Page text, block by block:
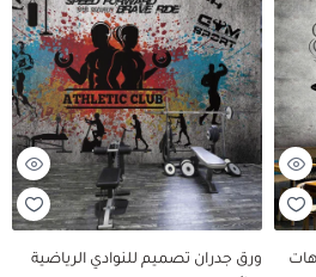
ورق جدران تصميم للنوادي الرياضية